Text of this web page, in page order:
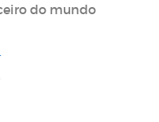
do mundo